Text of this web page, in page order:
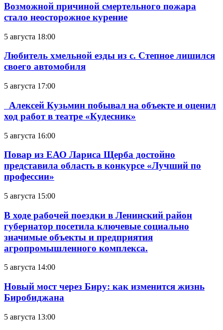
Возможной причиной смертельного пожара
стало неосторожное курение
5 августа 18:00
Любитель хмельной езды из с. Степное лишился
своего автомобиля
5 августа 17:00
Алексей Кузьмин побывал на объекте и оценил
ход работ в театре «Кудесник»
5 августа 16:00
Повар из ЕАО Лариса Щерба достойно
представила область в конкурсе «Лучший по
профессии»
5 августа 15:00
В ходе рабочей поездки в Ленинский район
губернатор посетила ключевые социально
значимые объекты и предприятия
агропромышленного комплекса.
5 августа 14:00
Новый мост через Биру: как изменится жизнь
Биробиджана
5 августа 13:00